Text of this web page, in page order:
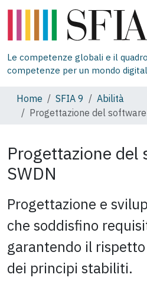
Le competenze globali e il
competenze per un mondo
Home SFIA 9
Abilità
Progettazione del software
Progettazione del
SWDN
Progettazione e
che soddisfino
garantendo il
dei principi stabiliti.